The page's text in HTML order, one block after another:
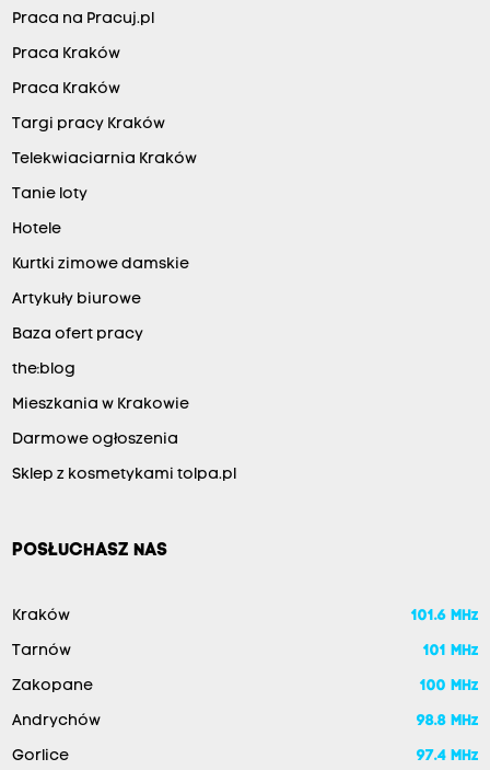
Praca na Pracuj.pl
Praca Kraków
Praca Kraków
Targi pracy Kraków
Telekwiaciarnia Kraków
Tanie loty
Hotele
Kurtki zimowe damskie
Artykuły biurowe
Baza ofert pracy
the:blog
Mieszkania w Krakowie
Darmowe ogłoszenia
Sklep z kosmetykami tolpa.pl
POSŁUCHASZ NAS
Kraków 101.6 MHz
Tarnów 101 MHz
Zakopane 100 MHz
Andrychów 98.8 MHz
Gorlice 97.4 MHz